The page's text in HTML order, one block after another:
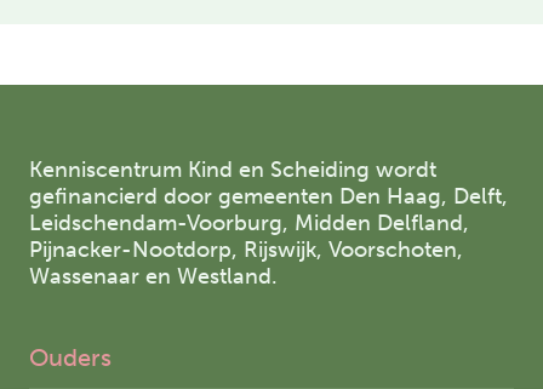
Kenniscentrum Kind en Scheiding wordt
gefinancierd door gemeenten Den Haag, Delft,
Leidschendam-Voorburg, Midden Delfland,
Pijnacker-Nootdorp, Rijswijk, Voorschoten,
Wassenaar en Westland.
Ouders